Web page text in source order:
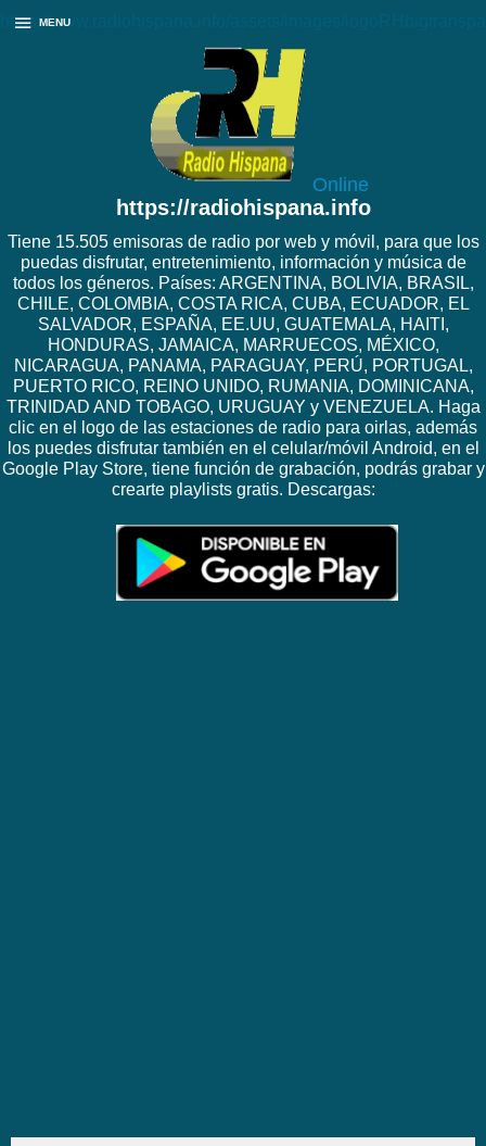
https://www.radiohispana.info/assets/images/
Online
https://radiohispana.info
Tiene 15.505 emisoras de radio por web y móvil, para que los
puedas disfrutar, entretenimiento, información y música de
todos los géneros. Países: ARGENTINA, BOLIVIA, BRASIL,
CHILE, COLOMBIA, COSTA RICA, CUBA, ECUADOR, EL
SALVADOR, ESPAÑA, EE.UU, GUATEMALA, HAITI,
HONDURAS, JAMAICA, MARRUECOS, MÉXICO,
NICARAGUA, PANAMA, PARAGUAY, PERÚ, PORTUGAL,
PUERTO RICO, REINO UNIDO, RUMANIA, DOMINICANA,
TRINIDAD AND TOBAGO, URUGUAY y VENEZUELA. Haga
clic en el logo de las estaciones de radio para oirlas, además
los puedes disfrutar también en el celular/móvil Android, en el
Google Play Store, tiene función de grabación, podrás grabar y
crearte playlists gratis. Descargas:
MENU